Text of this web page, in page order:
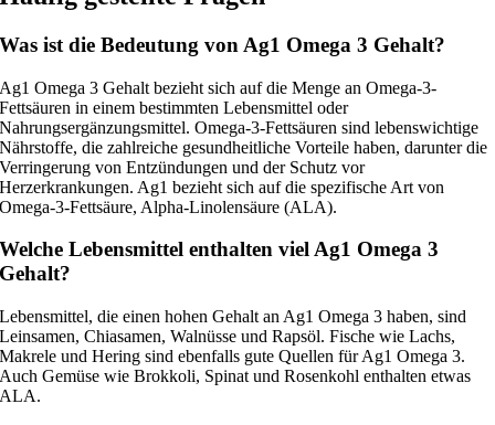
Was ist die Bedeutung von Ag1 Omega 3 Gehalt?
Ag1 Omega 3 Gehalt bezieht sich auf die Menge an Omega-3-
Fettsäuren in einem bestimmten Lebensmittel oder
Nahrungsergänzungsmittel. Omega-3-Fettsäuren sind lebenswichtige
Nährstoffe, die zahlreiche gesundheitliche Vorteile haben, darunter die
Verringerung von Entzündungen und der Schutz vor
Herzerkrankungen. Ag1 bezieht sich auf die spezifische Art von
Omega-3-Fettsäure, Alpha-Linolensäure (ALA).
Welche Lebensmittel enthalten viel Ag1 Omega 3
Gehalt?
Lebensmittel, die einen hohen Gehalt an Ag1 Omega 3 haben, sind
Leinsamen, Chiasamen, Walnüsse und Rapsöl. Fische wie Lachs,
Makrele und Hering sind ebenfalls gute Quellen für Ag1 Omega 3.
Auch Gemüse wie Brokkoli, Spinat und Rosenkohl enthalten etwas
ALA.